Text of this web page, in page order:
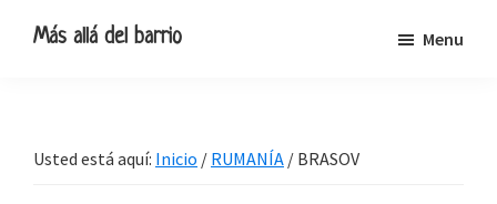
Más allá del barrio
escapadas
Menu
Usted está aquí: Inicio / RUMANÍA / BRASOV